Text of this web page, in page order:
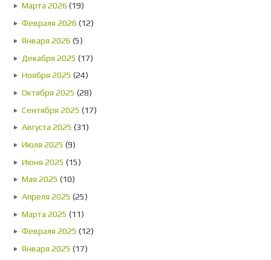
Марта 2026 (19)
Февраля 2026 (12)
Января 2026 (5)
Декабря 2025 (17)
Ноября 2025 (24)
Октября 2025 (28)
Сентября 2025 (17)
Августа 2025 (31)
Июля 2025 (9)
Июня 2025 (15)
Мая 2025 (10)
Апреля 2025 (25)
Марта 2025 (11)
Февраля 2025 (12)
Января 2025 (17)